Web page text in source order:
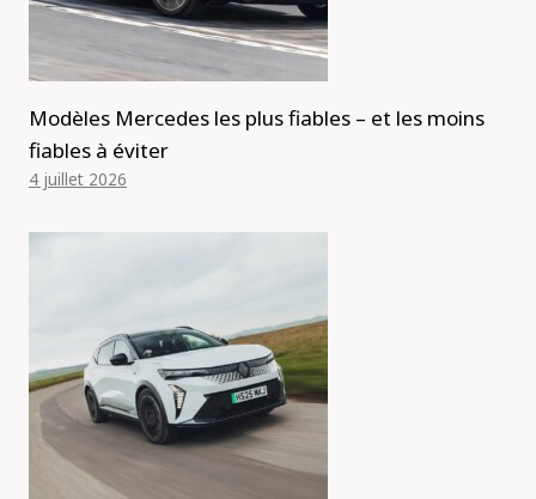
Modèles Mercedes les plus fiables – et les moins
fiables à éviter
4 juillet 2026